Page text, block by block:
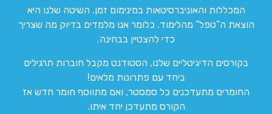
המכללות והאוניברסיטאות במינימום זמן. השיטה שלנו היא
הוצאת ה”טפל” מהלימוד. כלומר אנו מלמדים בדיוק מה שצריך
כדי להצטיין בבחינה.
בקורסים הדיגיטליים שלנו, הסטודנט מקבל חוברות תרגילים
ביחד עם פתרונות מלאים!
החומרים מתעדכנים כל סמסטר, ואם מתווסף חומר חדש אז
הקורס מתעדכן יחד איתו.